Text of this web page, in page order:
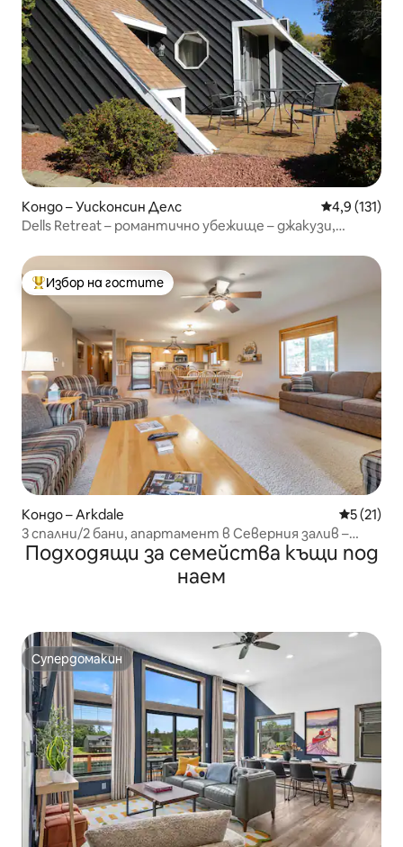
Кондо – Уисконсин Делс Средна
4,9 (131)
Dells Retreat – романтично убежище – джакузи,
Най-популярен избор на гостите
Избор на гостите
Кондо – Arkdale Средна
5 (21)
3 спални/2 бани, апартамент в Северния залив –
забавление с басейн на голф езеро
Подходящи за семейства къщи под
наем
Супердомакин
Супердомакин